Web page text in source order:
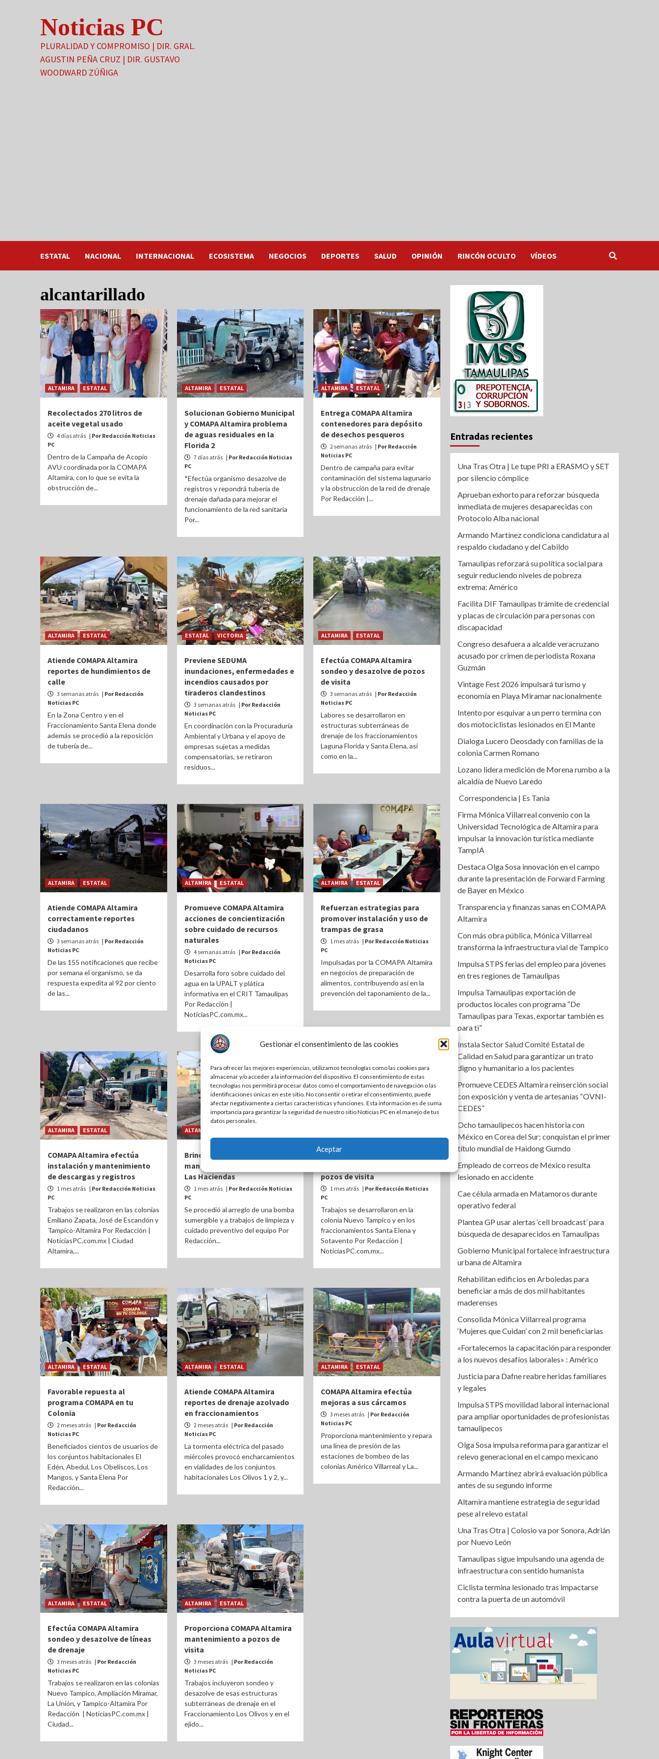
Gestionar el consentimiento de las cookies
Para ofrecer las mejores experiencias, utilizamos tecnologías como las cookies para
almacenar y/o acceder a la información del dispositivo. El consentimiento de estas
tecnologías nos permitirá procesar datos como el comportamiento de navegación o las
identificaciones únicas en este sitio. No consentir o retirar el consentimiento, puede
afectar negativamente a ciertas características y funciones. Esta información es de suma
importancia para garantizar la seguridad de nuestro sitio Noticias PC en el manejo de tus
datos personales.
Aceptar
Noticias PC
PLURALIDAD Y COMPROMISO | DIR. GRAL.
AGUSTIN PEÑA CRUZ | DIR. GUSTAVO
WOODWARD ZÚÑIGA
ESTATAL NACIONAL INTERNACIONAL ECOSISTEMA NEGOCIOS DEPORTES SALUD OPINIÓN RINCÓN OCULTO VÍDEOS
alcantarillado
ALTAMIRA ESTATAL
Recolectados 270 litros de
aceite vegetal usado
4 días atrás | Por Redacción Noticias
PC
Dentro de la Campaña de Acopio
AVU coordinada por la COMAPA
Altamira, con lo que se evita la
obstrucción de...
ALTAMIRA ESTATAL
Solucionan Gobierno Municipal
y COMAPA Altamira problema
de aguas residuales en la
Florida 2
7 días atrás | Por Redacción Noticias
PC
*Efectúa organismo desazolve de
registros y repondrá tubería de
drenaje dañada para mejorar el
funcionamiento de la red sanitaria
Por...
ALTAMIRA ESTATAL
Entrega COMAPA Altamira
contenedores para depósito
de desechos pesqueros
2 semanas atrás | Por Redacción
Noticias PC
Dentro de campaña para evitar
contaminación del sistema lagunario
y la obstrucción de la red de drenaje
Por Redacción |...
ALTAMIRA ESTATAL
Atiende COMAPA Altamira
reportes de hundimientos de
calle
3 semanas atrás | Por Redacción
Noticias PC
En la Zona Centro y en el
Fraccionamiento Santa Elena donde
además se procedió a la reposición
de tubería de...
ESTATAL VICTORIA
Previene SEDUMA
inundaciones, enfermedades e
incendios causados por
tiraderos clandestinos
3 semanas atrás | Por Redacción
Noticias PC
En coordinación con la Procuraduría
Ambiental y Urbana y el apoyo de
empresas sujetas a medidas
compensatorias, se retiraron
residuos...
ALTAMIRA ESTATAL
Efectúa COMAPA Altamira
sondeo y desazolve de pozos
de visita
3 semanas atrás | Por Redacción
Noticias PC
Labores se desarrollaron en
estructuras subterráneas de
drenaje de los fraccionamientos
Laguna Florida y Santa Elena, así
como en la...
ALTAMIRA ESTATAL
Atiende COMAPA Altamira
correctamente reportes
ciudadanos
3 semanas atrás | Por Redacción
Noticias PC
De las 155 notificaciones que recibe
por semana el organismo, se da
respuesta expedita al 92 por ciento
de las...
ALTAMIRA ESTATAL
Promueve COMAPA Altamira
acciones de concientización
sobre cuidado de recursos
naturales
4 semanas atrás | Por Redacción
Noticias PC
Desarrolla foro sobre cuidado del
agua en la UPALT y plática
informativa en el CRIT Tamaulipas
Por Redacción |
NoticiasPC.com.mx...
ALTAMIRA ESTATAL
Refuerzan estrategias para
promover instalación y uso de
trampas de grasa
1 mes atrás | Por Redacción Noticias
PC
Impulsadas por la COMAPA Altamira
en negocios de preparación de
alimentos, contribuyendo así en la
prevención del taponamiento de la...
ALTAMIRA ESTATAL
COMAPA Altamira efectúa
instalación y mantenimiento
de descargas y registros
1 mes atrás | Por Redacción Noticias
PC
Trabajos se realizaron en las colonias
Emiliano Zapata, José de Escandón y
Tampico-Altamira Por Redacción |
NoticiasPC.com.mx | Ciudad
Altamira,...
ALTAMIRA
Brinda COMAPA Altamira
mantenimiento al cárcamo de
Las Haciendas
1 mes atrás | Por Redacción Noticias
PC
Se procedió al arreglo de una bomba
sumergible y a trabajos de limpieza y
cuidado preventivo del equipo Por
Redacción...
Repara y da mantenimiento
pozos de visita
1 mes atrás | Por Redacción Noticias
PC
Trabajos se desarrollaron en la
colonia Nuevo Tampico y en los
fraccionamientos Santa Elena y
Sotavento Por Redacción |
NoticiasPC.com.mx...
ALTAMIRA ESTATAL
Favorable repuesta al
programa COMAPA en tu
Colonia
2 meses atrás | Por Redacción
Noticias PC
Beneficiados cientos de usuarios de
los conjuntos habitacionales El
Edén, Abedul, Los Obeliscos, Los
Mangos, y Santa Elena Por
Redacción...
ALTAMIRA ESTATAL
Atiende COMAPA Altamira
reportes de drenaje azolvado
en fraccionamientos
2 meses atrás | Por Redacción
Noticias PC
La tormenta eléctrica del pasado
miércoles provocó encharcamientos
en vialidades de los conjuntos
habitacionales Los Olivos 1 y 2, y...
ALTAMIRA ESTATAL
COMAPA Altamira efectúa
mejoras a sus cárcamos
3 meses atrás | Por Redacción
Noticias PC
Proporciona mantenimiento y repara
una línea de presión de las
estaciones de bombeo de las
colonias Américo Villarreal y La...
ALTAMIRA ESTATAL
Efectúa COMAPA Altamira
sondeo y desazolve de líneas
de drenaje
3 meses atrás | Por Redacción
Noticias PC
Trabajos se realizaron en las colonias
Nuevo Tampico, Ampliación Miramar,
La Unión, y Tampico-Altamira Por
Redacción | NoticiasPC.com.mx |
Ciudad...
ALTAMIRA ESTATAL
Proporciona COMAPA Altamira
mantenimiento a pozos de
visita
3 meses atrás | Por Redacción
Noticias PC
Trabajos incluyeron sondeo y
desazolve de esas estructuras
subterráneas de drenaje en el
Fraccionamiento Los Olivos y en el
ejido...
Entradas recientes
Una Tras Otra | Le tupe PRI a ERASMO y SET
por silencio cómplice
Aprueban exhorto para reforzar búsqueda
inmediata de mujeres desaparecidas con
Protocolo Alba nacional
Armando Martínez condiciona candidatura al
respaldo ciudadano y del Cabildo
Tamaulipas reforzará su política social para
seguir reduciendo niveles de pobreza
extrema: Américo
Facilita DIF Tamaulipas trámite de credencial
y placas de circulación para personas con
discapacidad
Congreso desafuera a alcalde veracruzano
acusado por crimen de periodista Roxana
Guzmán
Vintage Fest 2026 impulsará turismo y
economía en Playa Miramar nacionalmente
Intento por esquivar a un perro termina con
dos motociclistas lesionados en El Mante
Dialoga Lucero Deosdady con familias de la
colonia Carmen Romano
Lozano lidera medición de Morena rumbo a la
alcaldía de Nuevo Laredo
Correspondencia | Es Tania
Firma Mónica Villarreal convenio con la
Universidad Tecnológica de Altamira para
impulsar la innovación turística mediante
TampIA
Destaca Olga Sosa innovación en el campo
durante la presentación de Forward Farming
de Bayer en México
Transparencia y finanzas sanas en COMAPA
Altamira
Con más obra pública, Mónica Villarreal
transforma la infraestructura vial de Tampico
Impulsa STPS ferias del empleo para jóvenes
en tres regiones de Tamaulipas
Impulsa Tamaulipas exportación de
productos locales con programa “De
Tamaulipas para Texas, exportar también es
para ti”
Instala Sector Salud Comité Estatal de
Calidad en Salud para garantizar un trato
digno y humanitario a los pacientes
Promueve CEDES Altamira reinserción social
con exposición y venta de artesanías “OVNI-
CEDES”
Ocho tamaulipecos hacen historia con
México en Corea del Sur; conquistan el primer
título mundial de Haidong Gumdo
Empleado de correos de México resulta
lesionado en accidente
Cae célula armada en Matamoros durante
operativo federal
Plantea GP usar alertas ‘cell broadcast’ para
búsqueda de desaparecidos en Tamaulipas
Gobierno Municipal fortalece infraestructura
urbana de Altamira
Rehabilitan edificios en Arboledas para
beneficiar a más de dos mil habitantes
maderenses
Consolida Mónica Villarreal programa
‘Mujeres que Cuidan’ con 2 mil beneficiarias
«Fortalecemos la capacitación para responder
a los nuevos desafíos laborales» : Américo
Justicia para Dafne reabre heridas familiares
y legales
Impulsa STPS movilidad laboral internacional
para ampliar oportunidades de profesionistas
tamaulipecos
Olga Sosa impulsa reforma para garantizar el
relevo generacional en el campo mexicano
Armando Martínez abrirá evaluación pública
antes de su segundo informe
Altamira mantiene estrategia de seguridad
pese al relevo estatal
Una Tras Otra | Colosio va por Sonora, Adrián
por Nuevo León
Tamaulipas sigue impulsando una agenda de
infraestructura con sentido humanista
Ciclista termina lesionado tras impactarse
contra la puerta de un automóvil